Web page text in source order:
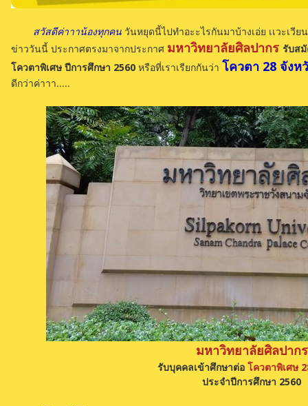
สวัสดีค่าาาน้องทุกคน วันหยุดนี้ไปทำอะะไรกันมาบ้างเอ่ย เเวะเวี
ข่าววันนี้ ประกาศตรงมาจากประกาศ มหาวิทยาลัยศิลปากร รับสมั
โควตาพิเศษ ปีการศึกษา 2560 หรือที่เราเรียกกันว่า โควตา 28 จังห
ดีกว่าค่าาา.....
มหาวิทยาลัยศิลปากร
รับบุคคลเข้าศึกษาต่อ โควตาพิเศษ
ประจำปีการศึกษา 2560